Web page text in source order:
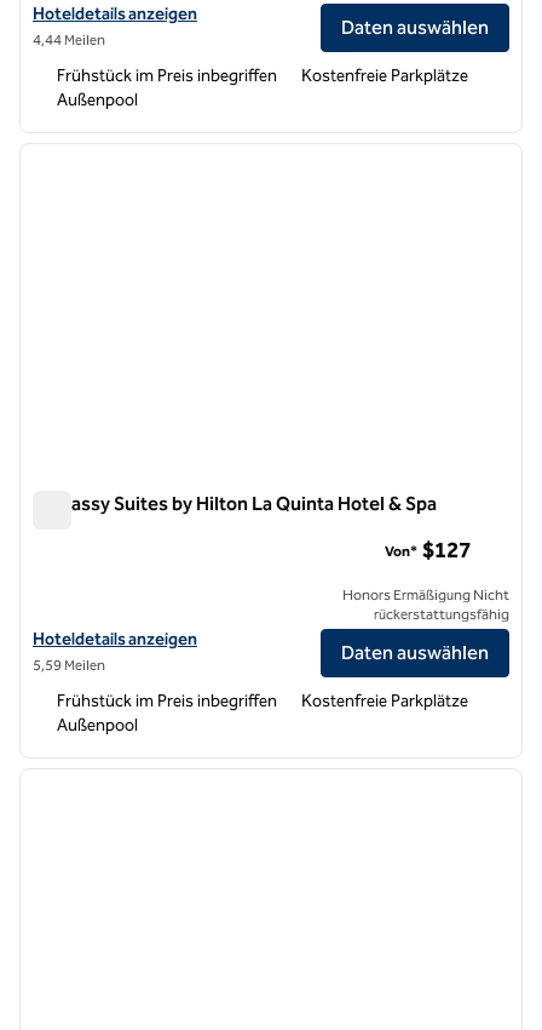
Hoteldetails für Homewood Suites by Hilton La Quinta anzeigen
Hoteldetails anzeigen
4,44 Meilen
Daten auswählen
Frühstück im Preis inbegriffen
Kostenfreie Parkplätze
Außenpool
1 von 12
Embassy Suites by Hilton La Quinta Hotel & Spa
Hoteldetails für Embassy Suites by Hilton La Quinta Hotel & Spa
Hoteldetails anzeigen
5,59 Meilen
Von* $127
Honors Ermäßigung Nicht
rückerstattungsfähig
Daten auswählen
Frühstück im Preis inbegriffen
Kostenfreie Parkplätze
Außenpool
1 von 12